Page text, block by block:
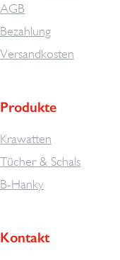
AGB
Bezahlung
Versandkosten
Produkte
Krawatten
Tücher & Schals
B-Hanky
Kontakt